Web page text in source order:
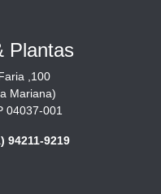
Plantas
,100
Mariana)
04037-001
94211-9219